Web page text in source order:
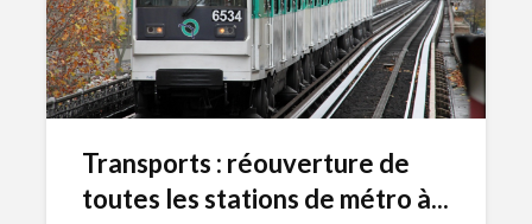
Transports : réouverture de
toutes les stations de métro à...